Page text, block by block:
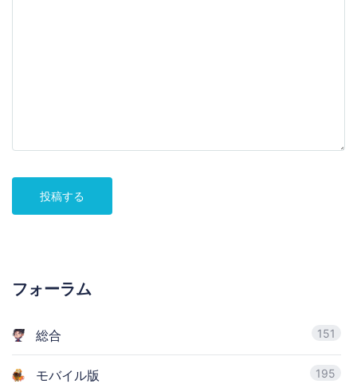
投稿する
フォーラム
総合 151
モバイル版 195